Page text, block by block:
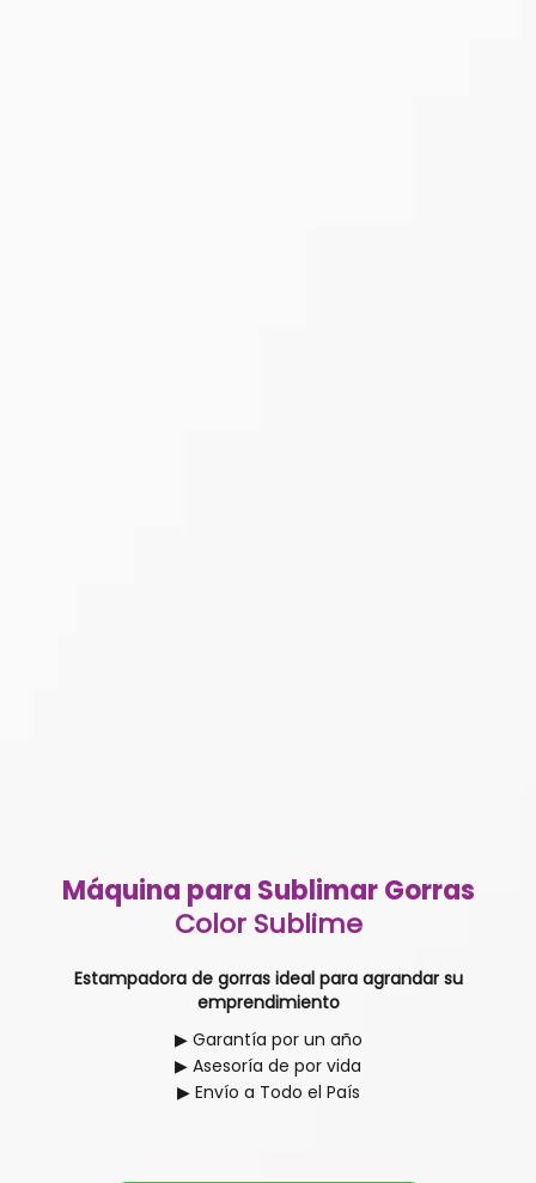
Máquina para Sublimar Gorras
Color Sublime
Estampadora de gorras ideal para agrandar su
emprendimiento
▶ Garantía por un año
▶ Asesoría de por vida
▶ Envío a Todo el País